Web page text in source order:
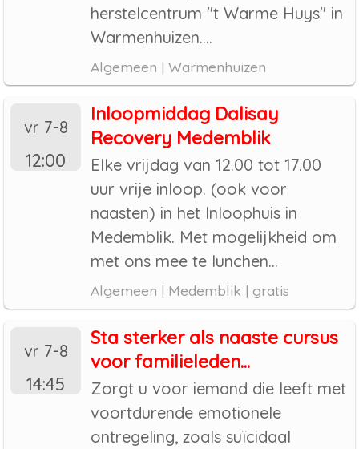
herstelcentrum "t Warme Huys" in
Warmenhuizen....
Algemeen | Warmenhuizen
vr 7-8
12:00
Inloopmiddag Dalisay
Recovery Medemblik
Elke vrijdag van 12.00 tot 17.00
uur vrije inloop. (ook voor
naasten) in het Inloophuis in
Medemblik. Met mogelijkheid om
met ons mee te lunchen...
Algemeen | Medemblik | gratis
vr 7-8
14:45
Sta sterker als naaste cursus
voor familieleden...
Zorgt u voor iemand die leeft met
voortdurende emotionele
ontregeling, zoals suïcidaal